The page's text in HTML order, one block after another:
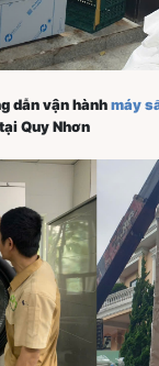
dẫn vận hànhmáy
Quy Nhơn